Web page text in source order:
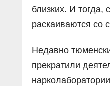
близких. И тогда,
раскаиваются со
Недавно
прекратили